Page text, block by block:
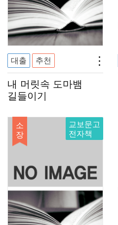
대출 추천
내 머릿속 도마뱀
길들이기
소
장
교보문고
전자책